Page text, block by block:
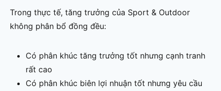
Trong thực tế, tăng trưởng của Sport & Outdoor
không phân bổ đồng đều:
Có phân khúc tăng trưởng tốt nhưng cạnh tranh
rất cao
Có phân khúc biên lợi nhuận tốt nhưng yêu cầu